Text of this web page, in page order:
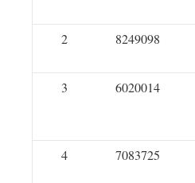
2 8249098
3 6020014
4 7083725